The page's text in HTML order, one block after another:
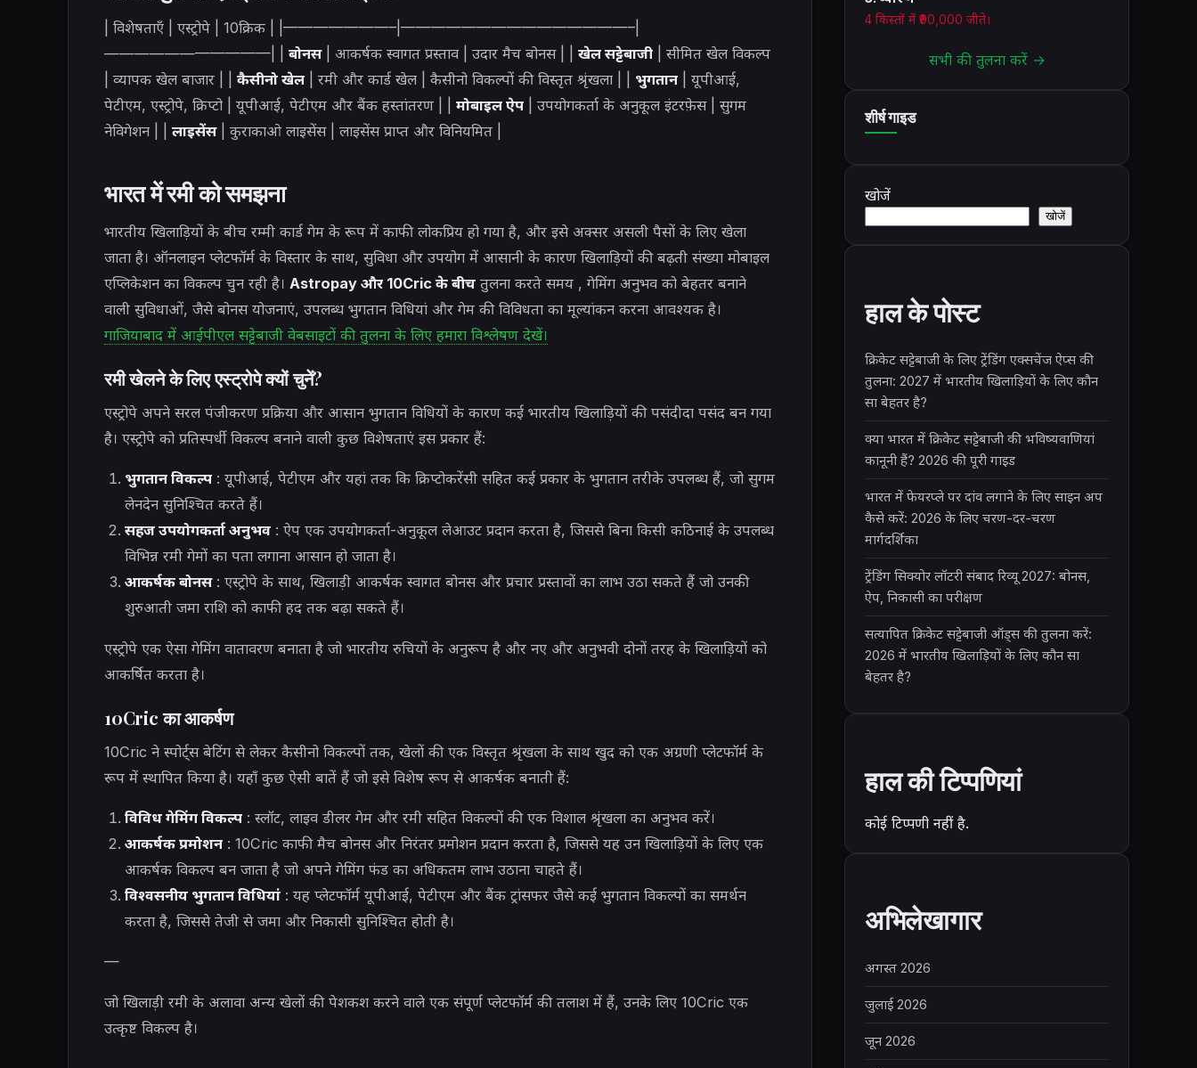
| विशेषताएँ | एस्ट्रोपे | 10क्रिक | |———————–|———————————————–|
———————————| | बोनस| आकर्षक स्वागत प्रस्ताव | उदार मैच बोनस | | खेल सट्टेबाजी | सीमित खेल विकल्प
| व्यापक खेल बाजार | | कैसीनो खेल | रमी और कार्ड खेल | कैसीनो विकल्पों की विस्तृत श्रृंखला | | भुगतान | यूपीआई,
पेटीएम, एस्ट्रोपे, क्रिप्टो | यूपीआई, पेटीएम और बैंक हस्तांतरण | | मोबाइल ऐप | उपयोगकर्ता के अनुकूल इंटरफ़ेस | सुगम
नेविगेशन | | लाइसेंस| कुराकाओ लाइसेंस | लाइसेंस प्राप्त और विनियमित |
भारत में रमी को समझना
भारतीय खिलाड़ियों के बीच रम्मी कार्ड गेम के रूप में काफी लोकप्रिय हो गया है, और इसे अक्सर असली पैसों के लिए खेला
जाता है। ऑनलाइन प्लेटफॉर्म के विस्तार के साथ, सुविधा और उपयोग में आसानी के कारण खिलाड़ियों की बढ़ती संख्या मोबाइल
एप्लिकेशन का विकल्प चुन रही है। Astropay और 10Cric के बीच तुलना करते समय , गेमिंग अनुभव को बेहतर बनाने
वाली सुविधाओं, जैसे बोनस योजनाएं, उपलब्ध भुगतान विधियां और गेम की विविधता का मूल्यांकन करना आवश्यक है।
गाजियाबाद में आईपीएल सट्टेबाजी वेबसाइटों की तुलना के लिए हमारा विश्लेषण देखें।
रमी खेलने के लिए एस्ट्रोपे क्यों चुनें?
एस्ट्रोपे अपने सरल पंजीकरण प्रक्रिया और आसान भुगतान विधियों के कारण कई भारतीय खिलाड़ियों की पसंदीदा पसंद बन गया
है। एस्ट्रोपे को प्रतिस्पर्धी विकल्प बनाने वाली कुछ विशेषताएं इस प्रकार हैं:
भुगतान विकल्प: यूपीआई, पेटीएम और यहां तक ​​कि क्रिप्टोकरेंसी सहित कई प्रकार के भुगतान तरीके उपलब्ध हैं, जो सुगम
लेनदेन सुनिश्चित करते हैं।
सहज उपयोगकर्ता अनुभव: ऐप एक उपयोगकर्ता-अनुकूल लेआउट प्रदान करता है, जिससे बिना किसी कठिनाई के उपलब्ध
विभिन्न रमी गेमों का पता लगाना आसान हो जाता है।
आकर्षक बोनस: एस्ट्रोपे के साथ, खिलाड़ी आकर्षक स्वागत बोनस और प्रचार प्रस्तावों का लाभ उठा सकते हैं जो उनकी
शुरुआती जमा राशि को काफी हद तक बढ़ा सकते हैं।
एस्ट्रोपे एक ऐसा गेमिंग वातावरण बनाता है जो भारतीय रुचियों के अनुरूप है और नए और अनुभवी दोनों तरह के खिलाड़ियों को
आकर्षित करता है।
10Cric का आकर्षण
10Cric ने स्पोर्ट्स बेटिंग से लेकर कैसीनो विकल्पों तक, खेलों की एक विस्तृत श्रृंखला के साथ खुद को एक अग्रणी प्लेटफॉर्म के
रूप में स्थापित किया है। यहाँ कुछ ऐसी बातें हैं जो इसे विशेष रूप से आकर्षक बनाती हैं:
विविध गेमिंग विकल्प: स्लॉट, लाइव डीलर गेम और रमी सहित विकल्पों की एक विशाल श्रृंखला का अनुभव करें।
आकर्षक प्रमोशन: 10Cric काफी मैच बोनस और निरंतर प्रमोशन प्रदान करता है, जिससे यह उन खिलाड़ियों के लिए एक
आकर्षक विकल्प बन जाता है जो अपने गेमिंग फंड का अधिकतम लाभ उठाना चाहते हैं।
विश्वसनीय भुगतान विधियां: यह प्लेटफॉर्म यूपीआई, पेटीएम और बैंक ट्रांसफर जैसे कई भुगतान विकल्पों का समर्थन
करता है, जिससे तेजी से जमा और निकासी सुनिश्चित होती है।
—
जो खिलाड़ी रमी के अलावा अन्य खेलों की पेशकश करने वाले एक संपूर्ण प्लेटफॉर्म की तलाश में हैं, उनके लिए 10Cric एक
उत्कृष्ट विकल्प है।
4 किस्तों में ₹90,000 जीते।
सभी की तुलना करें →
शीर्ष गाइड
खोजें
खोजें
हाल के पोस्ट
क्रिकेट सट्टेबाजी के लिए ट्रेंडिंग एक्सचेंज ऐप्स की
तुलना: 2027 में भारतीय खिलाड़ियों के लिए कौन
सा बेहतर है?
क्या भारत में क्रिकेट सट्टेबाजी की भविष्यवाणियां
कानूनी हैं? 2026 की पूरी गाइड
भारत में फेयरप्ले पर दांव लगाने के लिए साइन अप
कैसे करें: 2026 के लिए चरण-दर-चरण
मार्गदर्शिका
ट्रेंडिंग सिक्योर लॉटरी संबाद रिव्यू 2027: बोनस,
ऐप, निकासी का परीक्षण
सत्यापित क्रिकेट सट्टेबाजी ऑड्स की तुलना करें:
2026 में भारतीय खिलाड़ियों के लिए कौन सा
बेहतर है?
हाल की टिप्पणियां
कोई टिप्पणी नहीं है.
अभिलेखागार
अगस्त 2026
जुलाई 2026
जून 2026